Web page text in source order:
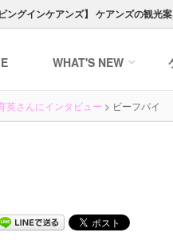
ングインケアンズ】 ケアンズの観光
WHAT'S NEW
英さんにインタビュー > ビーフパイ